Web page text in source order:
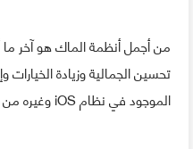
تحسين الجمالية وزيادة
الموجود في نظام iOS وغيره من التحسينات الملموسة .